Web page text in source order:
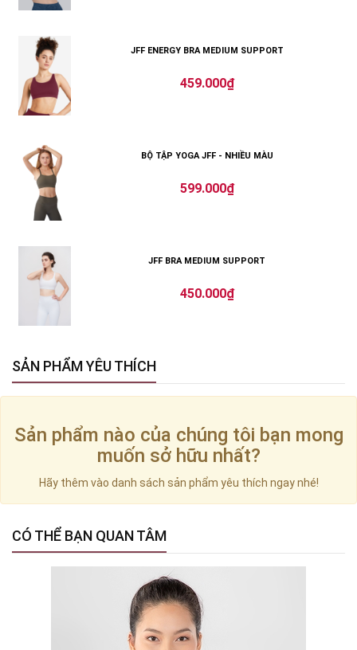
JFF ENERGY BRA MEDIUM SUPPORT
459.000₫
BỘ TẬP YOGA JFF - NHIỀU MÀU
599.000₫
JFF BRA MEDIUM SUPPORT
450.000₫
SẢN PHẨM YÊU THÍCH
Sản phẩm nào của chúng tôi bạn mong
muốn sở hữu nhất?
Hãy thêm vào danh sách sản phẩm yêu thích ngay nhé!
CÓ THỂ BẠN QUAN TÂM